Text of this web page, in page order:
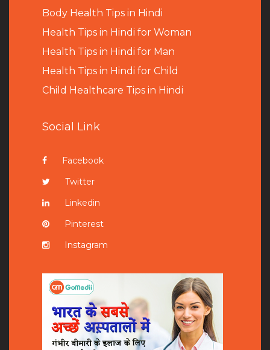
Body Health Tips in Hindi
Health Tips in Hindi for Woman
Health Tips in Hindi for Man
Health Tips in Hindi for Child
Child Healthcare Tips in Hindi
Social Link
Facebook
Twitter
Linkedin
Pinterest
Instagram